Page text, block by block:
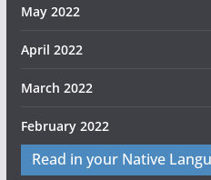
May 2022
April 2022
March 2022
February 2022
Read in your Native